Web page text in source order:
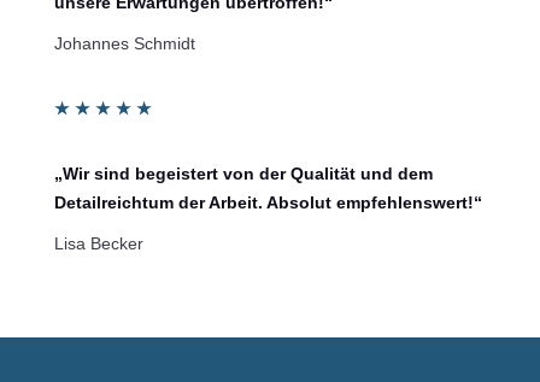
Johannes Schmidt
★ ★ ★ ★ ★
„Wir sind begeistert von der Qualität und dem
Detailreichtum der Arbeit. Absolut empfehlenswert!“
Lisa Becker